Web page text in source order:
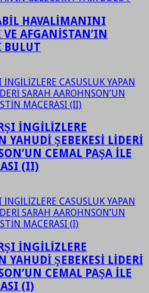
HAVALİMANINI
AFGANİSTAN’IN
BULUT
İNGİLİZLERE
YAHUDİ ŞEBEKESİ LİDERİ
CEMAL PAŞA İLE
(II)
İNGİLİZLERE
YAHUDİ ŞEBEKESİ LİDERİ
CEMAL PAŞA İLE
(I)